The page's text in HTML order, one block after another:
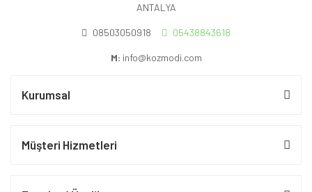
ANTALYA
08503050918 05438843618
M: info@kozmodi.com
Kurumsal
Müşteri Hizmetleri